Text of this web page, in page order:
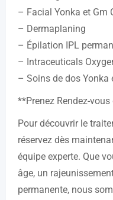
– Facial Yonka et Gm
– Dermaplaning
– Épilation IPL
– Intraceuticals
– Soins de dos Yonka
**Prenez Rendez-
Pour découvrir le
réservez dès
équipe experte. Que
âge, un
permanente, nous